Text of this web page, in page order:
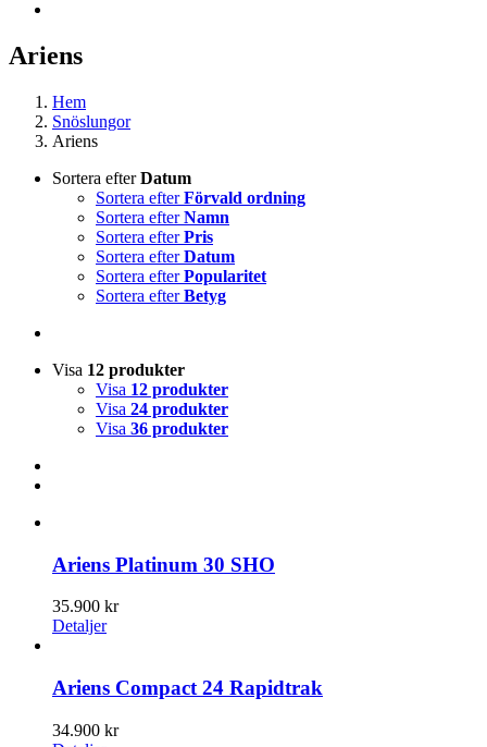
Ariens
Hem
Snöslungor
Ariens
Sortera efterDatum
Sortera efterFörvald ordning
Sortera efterNamn
Sortera efterPris
Sortera efterDatum
Sortera efterPopularitet
Sortera efterBetyg
Visa 12 produkter
Visa 12 produkter
Visa 24 produkter
Visa 36 produkter
Ariens Platinum 30 SHO
35.900 kr
Detaljer
Ariens Compact 24 Rapidtrak
34.900 kr